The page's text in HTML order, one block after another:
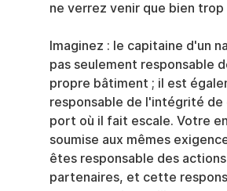
ne verrez venir que bien trop
Imaginez : le capitaine d'un
pas seulement responsable
propre bâtiment ; il est
responsable de l'intégrité de
port où il fait escale. Votre
soumise aux mêmes
êtes responsable des
partenaires, et cette